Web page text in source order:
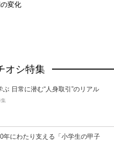
変化
オシ特集
ぶ 日常に潜む“人身取引”のリアル
集
年にわたり支える「小学生の甲子